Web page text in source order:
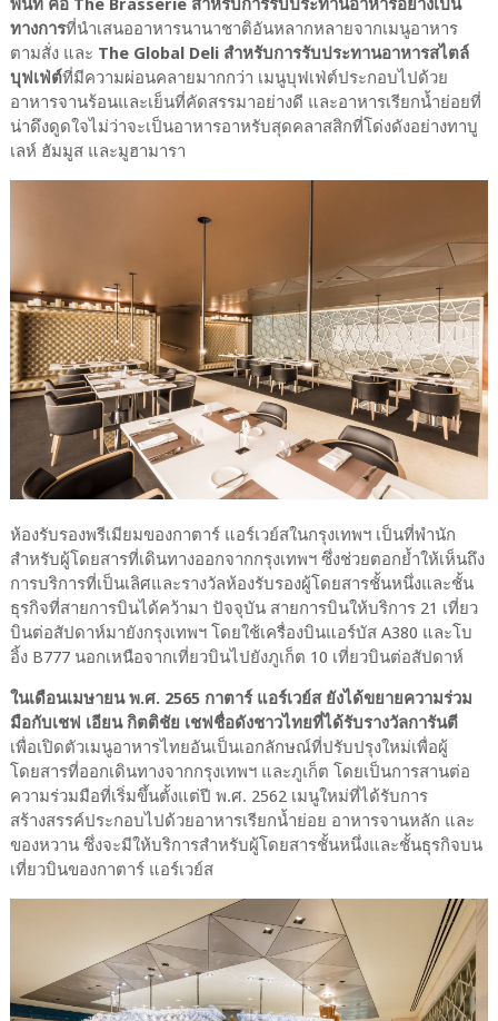
พื้นที่ คือ The Brasserie สำหรับการรับประทานอาหารอย่างเป็น
ทางการที่นำเสนออาหารนานาชาติอันหลากหลายจากเมนูอาหาร
ตามสั่ง และ The Global Deli สำหรับการรับประทานอาหารสไตล์
บุฟเฟ่ต์ที่มีความผ่อนคลายมากกว่า เมนูบุฟเฟ่ต์ประกอบไปด้วย
อาหารจานร้อนและเย็นที่คัดสรรมาอย่างดี และอาหารเรียกน้ำย่อยที่
น่าดึงดูดใจไม่ว่าจะเป็นอาหารอาหรับสุดคลาสสิกที่โด่งดังอย่างทาบู
เลห์ ฮัมมูส และมูฮามารา
ห้องรับรองพรีเมียมของกาตาร์ แอร์เวย์สในกรุงเทพฯ เป็นที่พำนัก
สำหรับผู้โดยสารที่เดินทางออกจากกรุงเทพฯ ซึ่งช่วยตอกย้ำให้เห็นถึง
การบริการที่เป็นเลิศและรางวัลห้องรับรองผู้โดยสารชั้นหนึ่งและชั้น
ธุรกิจที่สายการบินได้คว้ามา ปัจจุบัน สายการบินให้บริการ 21 เที่ยว
บินต่อสัปดาห์มายังกรุงเทพฯ โดยใช้เครื่องบินแอร์บัส A380 และโบ
อิ้ง B777 นอกเหนือจากเที่ยวบินไปยังภูเก็ต 10 เที่ยวบินต่อสัปดาห์
ในเดือนเมษายน พ.ศ. 2565 กาตาร์ แอร์เวย์ส ยังได้ขยายความร่วม
มือกับเชฟ เอียน กิตติชัย เชฟชื่อดังชาวไทยที่ได้รับรางวัลการันตี
เพื่อเปิดตัวเมนูอาหารไทยอันเป็นเอกลักษณ์ที่ปรับปรุงใหม่เพื่อผู้
โดยสารที่ออกเดินทางจากกรุงเทพฯ และภูเก็ต โดยเป็นการสานต่อ
ความร่วมมือที่เริ่มขึ้นตั้งแต่ปี พ.ศ. 2562 เมนูใหม่ที่ได้รับการ
สร้างสรรค์ประกอบไปด้วยอาหารเรียกน้ำย่อย อาหารจานหลัก และ
ของหวาน ซึ่งจะมีให้บริการสำหรับผู้โดยสารชั้นหนึ่งและชั้นธุรกิจบน
เที่ยวบินของกาตาร์ แอร์เวย์ส